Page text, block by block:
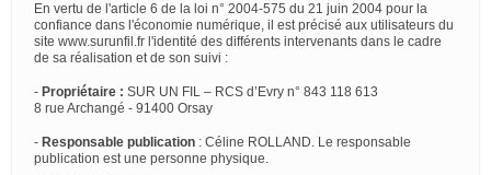
En vertu de l'article 6 de la loi n° 2004-575 du 21 juin 2004 pour la
confiance dans l'économie numérique, il est précisé aux utilisateurs du
site www.surunfil.fr l'identité des différents intervenants dans le cadre
de sa réalisation et de son suivi :
- Propriétaire : SUR UN FIL – RCS d’Evry n° 843 118 613
8 rue Archangé - 91400 Orsay
- Responsable publication : Céline ROLLAND. Le responsable
publication est une personne physique.